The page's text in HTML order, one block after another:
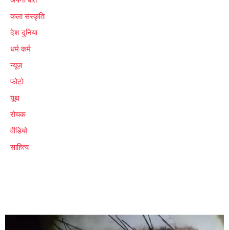
कला संस्कृति
देश दुनिया
धर्म कर्म
न्यूज़
फोटो
यूथ
रोचक
वीडियो
साहित्य